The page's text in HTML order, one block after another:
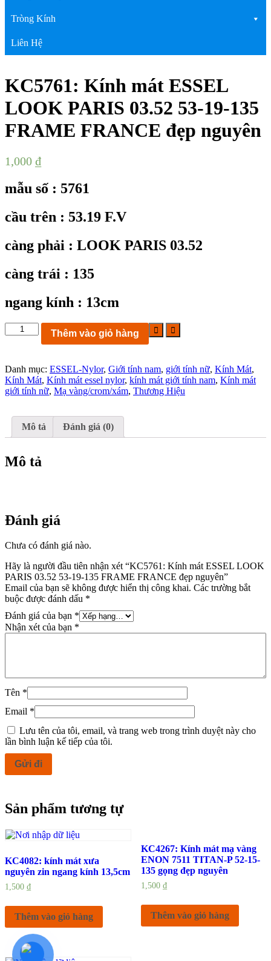
Tròng Kính
Liên Hệ
KC5761: Kính mát ESSEL
LOOK PARIS 03.52 53-19-135
FRAME FRANCE đẹp nguyên
1,000 ₫
mẫu số : 5761
cầu trên : 53.19 F.V
càng phải : LOOK PARIS 03.52
càng trái : 135
ngang kính : 13cm
KC5761:
Kính
LOOK
PARIS
03.52
19-
FRAME
đẹp
nguyên
Thêm vào giỏ hàng
Danh mục: ESSEL-Nylor, Giới tính nam, giới tính nữ, Kính Mát,
Kính Mát, Kính mát essel nylor, kính mát giới tính nam, Kính mát
giới tính nữ, Mạ vàng/crom/xám, Thương Hiệu
Mô tả Đánh giá (0)
Mô tả
Đánh giá
Chưa có đánh giá nào.
Hãy là người đầu tiên nhận xét “KC5761: Kính mát ESSEL LOOK
PARIS 03.52 53-19-135 FRAME FRANCE đẹp nguyên”
Email của bạn sẽ không được hiển thị công khai. Các trường bắt
buộc được đánh dấu *
Đánh giá của bạn *
Nhận xét của bạn *
Tên *
Email *
Lưu tên của tôi, email, và trang web trong trình duyệt này cho
lần bình luận kế tiếp của tôi.
Sản phẩm tương tự
KC4082: kính mát xưa
nguyên zin ngang kính 13,5cm
1,500 ₫
Thêm vào giỏ hàng
KC4267: Kính mát mạ vàng
ENON 7511 TITAN-P 52-15-
135 gọng đẹp nguyên
1,500 ₫
Thêm vào giỏ hàng